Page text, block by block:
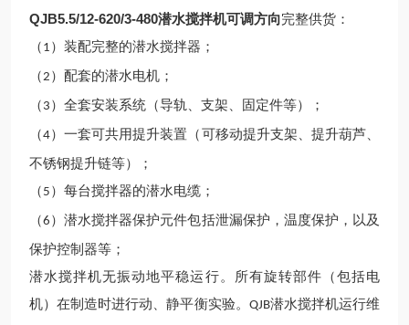
QJB5.5/12-620/3-480潜水搅拌机可调方向完整供货：
（ 1 ）装配完整的潜水搅拌器；
（2 ）配套的潜水电机；
（ 3 ）全套安装系统（导轨、支架、固定件等）；
（4）一套可共用提升装置（可移动提升支架、提升葫芦、
不锈钢提升链等）；
（ 5 ）每台搅拌器的潜水电缆；
（6 ）潜水搅拌器保护元件包括泄漏保护，温度保护，以及
保护控制器等；
潜水搅拌机无振动地平稳运行。所有旋转部件（包括电
机）在制造时进行动、静平衡实验。 QJB潜水搅拌机运行维